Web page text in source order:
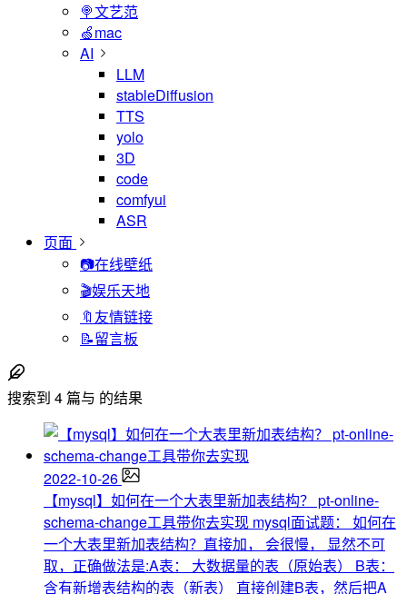
🍭文艺范
🍏mac
AI
LLM
stableDiffusion
TTS
yolo
3D
code
comfyui
ASR
页面
📷在线壁纸
🎬娱乐天地
🔖友情链接
📝留言板
搜索到 4篇与 的结果
2022-10-26
【mysql】如何在一个大表里新加表结构？ pt-online-
schema-change工具带你去实现 mysql面试题： 如何在
一个大表里新加表结构？直接加， 会很慢， 显然不可
取，正确做法是:A表： 大数据量的表（原始表） B表：
含有新增表结构的表（新表） 直接创建B表，然后把A